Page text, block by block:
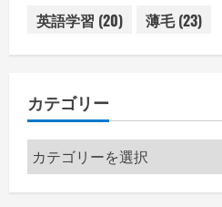
英語学習 (20) 薄毛(23)
カテゴリー
カ
テ